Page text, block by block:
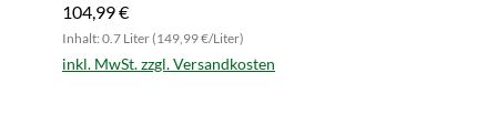
104,99 €
Inhalt: 0.7 Liter (149,99 €/Liter)
inkl. MwSt. zzgl. Versandkosten